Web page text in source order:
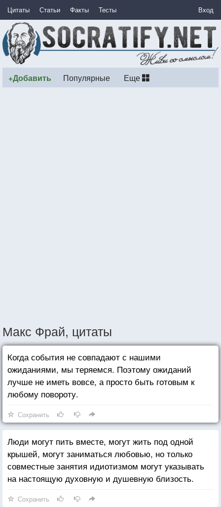
Цитаты Статьи Факты Тесты Вход
+Добавить Популярные Еще
Макс Фрай, цитаты
Когда события не совпадают с нашими
ожиданиями, мы теряемся. Поэтому ожиданий
лучше не иметь вовсе, а просто быть готовым к
любому повороту.
Сохранить
Люди могут пить вместе, могут жить под одной
крышей, могут заниматься любовью, но только
совместные занятия идиотизмом могут указывать
на настоящую духовную и душевную близость.
Сохранить